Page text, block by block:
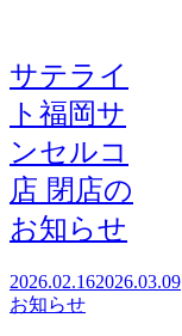
サテライ
ト福岡サ
ンセルコ
店 閉店の
お知らせ
2026.02.162026.03.09
お知らせ